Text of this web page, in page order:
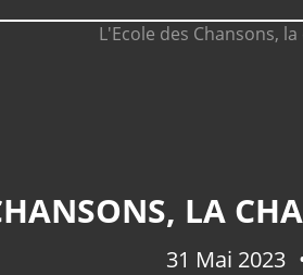
LA
31 Mai 2023